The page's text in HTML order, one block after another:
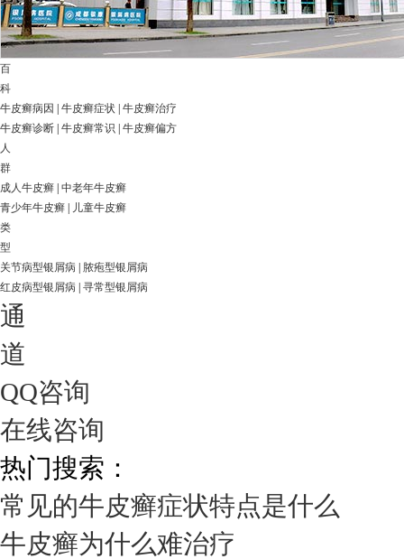
百
科
牛皮癣病因
牛皮癣症状 牛皮癣治疗
牛皮癣诊断 牛皮癣常识
牛皮癣偏方
人
群
成人牛皮癣 中老年牛皮癣
青少年牛皮癣
儿童牛皮癣
类
型
关节病型银屑病
脓疱型银屑病
红皮病型银屑病 寻常型银屑病
通
道
QQ咨询
在线咨询
热门搜索：
常见的牛皮癣症状特点是什么
牛皮癣为什么难治疗